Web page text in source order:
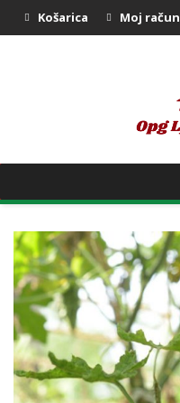
Košarica Moj račun